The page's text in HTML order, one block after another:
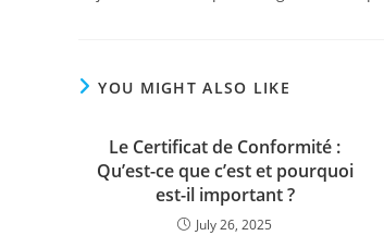
YOU MIGHT ALSO LIKE
Le Certificat de Conformité :
Qu’est-ce que c’est et pourquoi
est-il important ?
July 26, 2025